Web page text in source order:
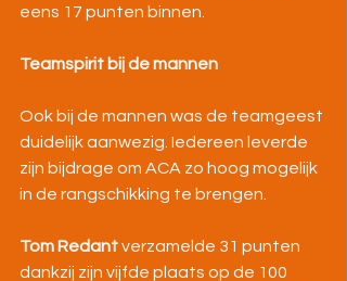
eens 17 punten binnen.
Teamspirit bij de mannen
Ook bij de mannen was de teamgeest
duidelijk aanwezig. Iedereen leverde
zijn bijdrage om ACA zo hoog mogelijk
in de rangschikking te brengen.
Tom Redant verzamelde 31 punten
dankzij zijn vijfde plaats op de 100